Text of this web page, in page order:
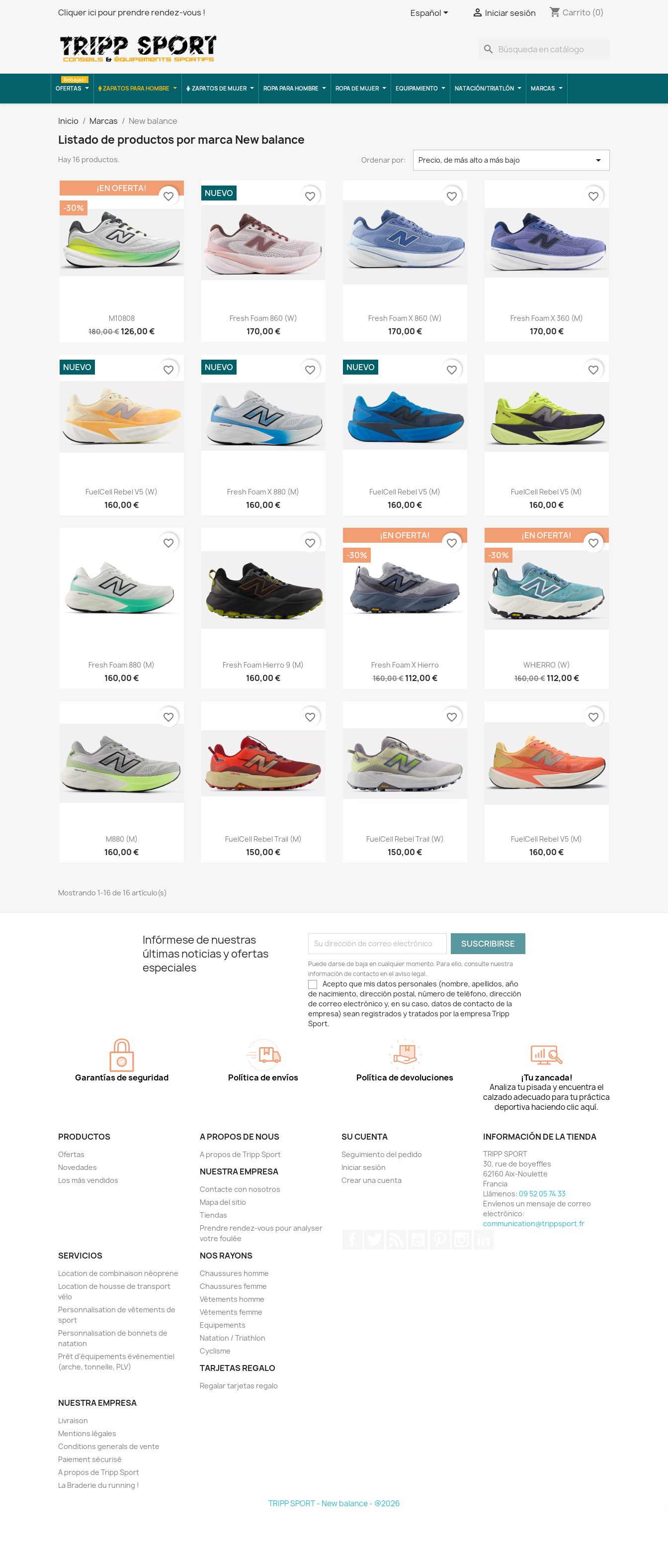
Cliquer ici pour prendre rendez-vous ! Español  Iniciar sesión shopping_cart Carrito (0)
search
OFERTAS
Rebajas!
ZAPATOS PARA HOMBRE ZAPATOS DE MUJER ROPA PARA HOMBRE ROPA DE MUJER EQUIPAMIENTO NATACIÓN/TRIATLÓN MARCAS
Inicio Marcas New balance
Listado de productos por marca New balance
Hay 16 productos. Ordenar por: Precio, de más alto a más bajo 
Vista rápida
M10808
180,00 € 126,00 €
¡EN OFERTA!
-30%
favorite_border
Vista rápida
Fresh Foam 860 (W)
170,00 €
NUEVO favorite_border
 Vista rápida
Fresh Foam X 860 (W)
170,00 €
favorite_border
Vista rápida
Fresh Foam X 360 (M)
170,00 €
favorite_border
Vista rápida
FuelCell Rebel V5 (W)
160,00 €
NUEVO favorite_border
Vista rápida
Fresh Foam X 880 (M)
160,00 €
NUEVO favorite_border
Vista rápida
FuelCell Rebel V5 (M)
160,00 €
NUEVO favorite_border
Vista rápida
FuelCell Rebel V5 (M)
160,00 €
favorite_border
Vista rápida
Fresh Foam 880 (M)
160,00 €
favorite_border
Vista rápida
Fresh Foam Hierro 9 (M)
160,00 €
favorite_border
Vista rápida
Fresh Foam X Hierro
160,00 € 112,00 €
¡EN OFERTA!
-30%
favorite_border
Vista rápida
WHIERRO (W)
160,00 € 112,00 €
¡EN OFERTA!
-30%
favorite_border
Vista rápida
M880 (M)
160,00 €
favorite_border
Vista rápida
FuelCell Rebel Trail (M)
150,00 €
favorite_border
Vista rápida
FuelCell Rebel Trail (W)
150,00 €
favorite_border
Vista rápida
FuelCell Rebel V5 (M)
160,00 €
favorite_border
Mostrando 1-16 de 16 artículo(s)
Infórmese de nuestras
últimas noticias y ofertas
especiales
Puede darse de baja en cualquier momento. Para ello, consulte nuestra
información de contacto en el aviso legal.
Acepto que mis datos personales (nombre, apellidos, año
de nacimiento, dirección postal, número de teléfono, dirección
de correo electrónico y, en su caso, datos de contacto de la
empresa) sean registrados y tratados por la empresa Tripp
Sport.
Garantías de seguridad Política de envíos Política de devoluciones ¡Tu zancada!
Analiza tu pisada y encuentra el
calzado adecuado para tu práctica
deportiva haciendo clic aquí.
PRODUCTOS
Ofertas
Novedades
Los más vendidos
A PROPOS DE NOUS
A propos de Tripp Sport
NUESTRA EMPRESA
Contacte con nosotros
Mapa del sitio
Tiendas
Prendre rendez-vous pour analyser
votre foulée
SERVICIOS
Location de combinaison néoprene
Location de housse de transport
vélo
Personnalisation de vêtements de
sport
Personnalisation de bonnets de
natation
Prêt d'équipements évènementiel
(arche, tonnelle, PLV)
NOS RAYONS
Chaussures homme
Chaussures femme
Vêtements homme
Vêtements femme
Equipements
Natation / Triathlon
Cyclisme
TARJETAS REGALO
Regalar tarjetas regalo
NUESTRA EMPRESA
Livraison
Mentions légales
Conditions generals de vente
Paiement sécurisé
A propos de Tripp Sport
La Braderie du running !
SU CUENTA
Seguimiento del pedido
Iniciar sesión
Crear una cuenta
INFORMACIÓN DE LA TIENDA
TRIPP SPORT
30, rue de boyeffles
62160 Aix-Noulette
Francia
Llámenos: 09 52 05 74 33
Envíenos un mensaje de correo
electrónico:
communication@trippsport.fr
TRIPP SPORT - New balance - @2026